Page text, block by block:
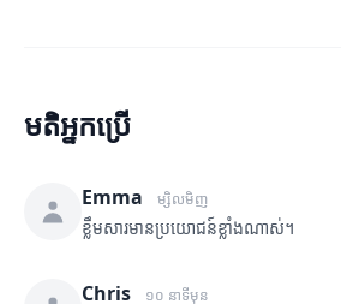
មតិអ្នកប្រើ
Emma ម្សិលមិញ
ខ្លឹមសារមានប្រយោជន៍ខ្លាំងណាស់។
Chris ១០ នាទីមុន